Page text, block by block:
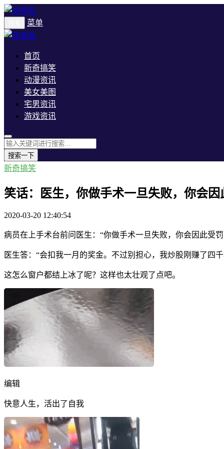
菜单
首页
新奇搞笑
动漫资讯
美女美图
宅男资讯
游戏资讯
搜索一下
新奇搞笑
笑话：医生，你做手术一旦失败，你会因
2020-03-20 12:40:54
病员在上手术台前问医生：“你做手术一旦失败，你会因此受
医生答：“会扣我一月的奖金。不过别担心，我炒股刚赚了四
这怎么窗户都结上冰了呢？这样也太壮观了点吧。
编辑
快意人生，活出了自我